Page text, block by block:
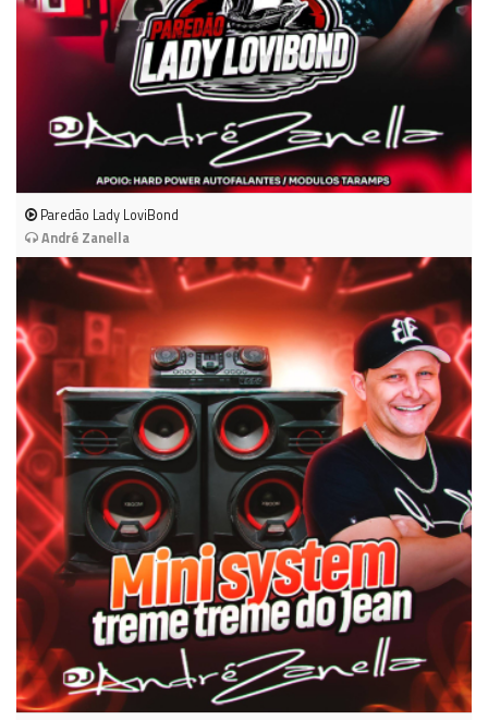
Paredão Lady LoviBond
André Zanella